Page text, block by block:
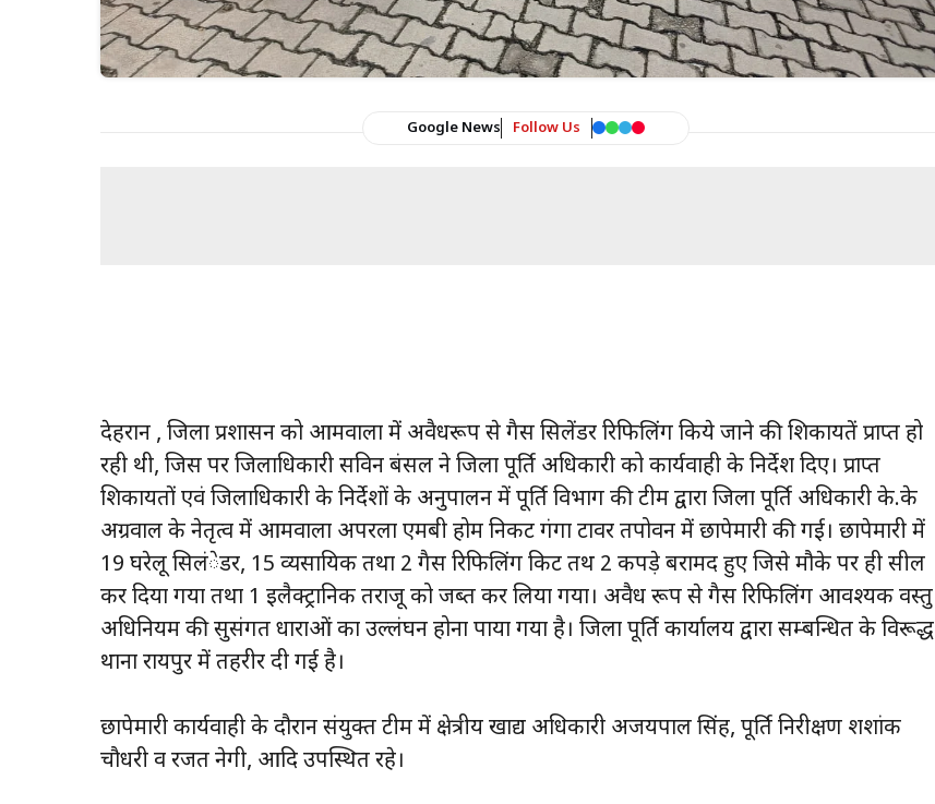
Google News Follow Us
देहरादून , जिला प्रशासन को आमवाला में अवैधरूप से गैस सिलेंडर रिफिलिंग किये जाने की शिकायतें प्राप्त हो
रही थी, जिस पर जिलाधिकारी सविन बंसल ने जिला पूर्ति अधिकारी को कार्यवाही के निर्देश दिए। प्राप्त
शिकायतों एवं जिलाधिकारी के निर्देशों के अनुपालन में पूर्ति विभाग की टीम द्वारा जिला पूर्ति अधिकारी के.के
अग्रवाल के नेतृत्व में आमवाला अपरला एमबी होम निकट गंगा टावर तपोवन में छापेमारी की गई। छापेमारी में
19 घरेलू सिलंेडर, 15 व्यसायिक तथा 2 गैस रिफिलिंग किट तथ 2 कपड़े बरामद हुए जिसे मौके पर ही सील
कर दिया गया तथा 1 इलैक्ट्रानिक तराजू को जब्त कर लिया गया। अवैध रूप से गैस रिफिलिंग आवश्यक वस्तु
अधिनियम की सुसंगत धाराओं का उल्लंघन होना पाया गया है। जिला पूर्ति कार्यालय द्वारा सम्बन्धित के विरूद्ध
थाना रायपुर में तहरीर दी गई है।
छापेमारी कार्यवाही के दौरान संयुक्त टीम में क्षेत्रीय खाद्य अधिकारी अजयपाल सिंह, पूर्ति निरीक्षण शशांक
चौधरी व रजत नेगी, आदि उपस्थित रहे।